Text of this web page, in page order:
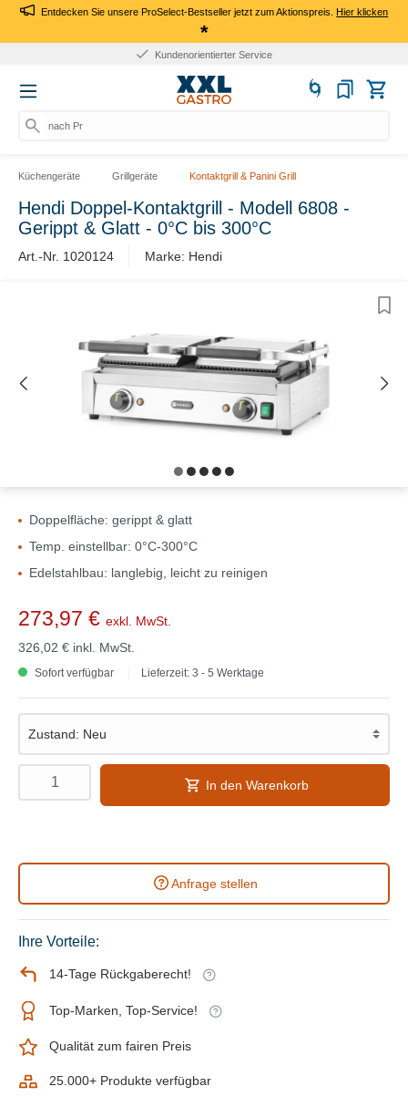
Entdecken Sie unsere ProSelect-Bestseller jetzt zum Aktionspreis.Hier klicken
*
Kundenorientierter Service
nach Prod
Küchengeräte Grillgeräte Kontaktgrill & Panini Grill
Hendi Doppel-Kontaktgrill - Modell 6808 -
Gerippt & Glatt - 0°C bis 300°C
Art.-Nr. 1020124 Marke: Hendi
Doppelfläche: gerippt & glatt
Temp. einstellbar: 0°C-300°C
Edelstahlbau: langlebig, leicht zu reinigen
273,97 € exkl. MwSt.
326,02 € inkl. MwSt.
Sofort verfügbar Lieferzeit: 3 - 5 Werktage
In den Warenkorb
Anfrage stellen
Ihre Vorteile:
14-Tage Rückgaberecht!
Top-Marken, Top-Service!
Qualität zum fairen Preis
25.000+ Produkte verfügbar